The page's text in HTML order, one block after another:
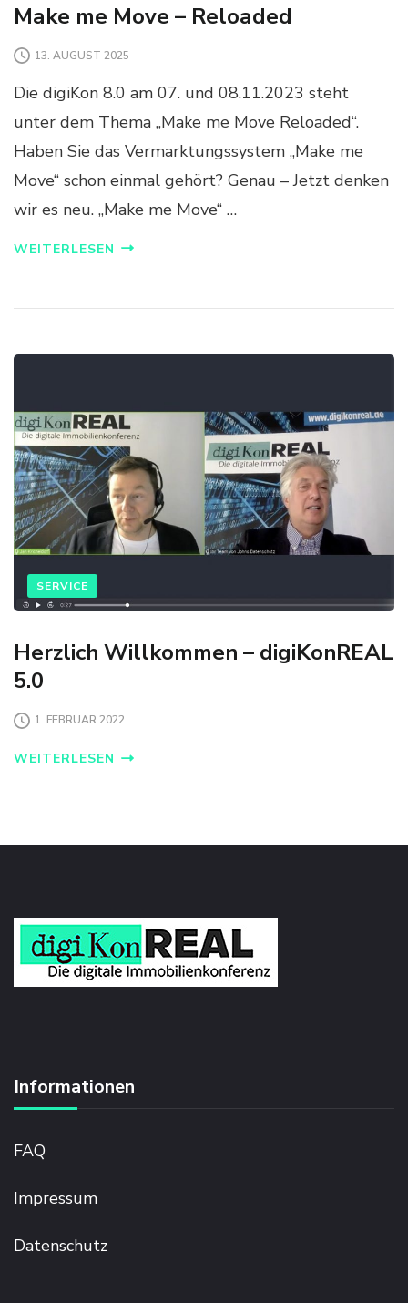
Make me Move – Reloaded
13. AUGUST 2025
Die digiKon 8.0 am 07. und 08.11.2023 steht
unter dem Thema „Make me Move Reloaded“.
Haben Sie das Vermarktungssystem „Make me
Move“ schon einmal gehört? Genau – Jetzt denken
wir es neu. „Make me Move“ …
WEITERLESEN
SERVICE
Herzlich Willkommen – digiKonREAL
5.0
1. FEBRUAR 2022
WEITERLESEN
Informationen
FAQ
Impressum
Datenschutz